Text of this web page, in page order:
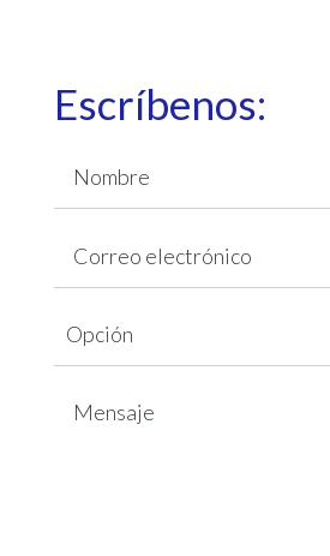
Escríbenos: